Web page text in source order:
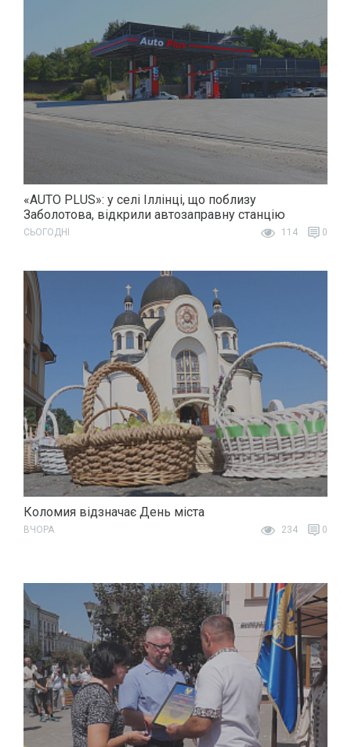
«AUTO PLUS»: у селі Іллінці, що поблизу
Заболотова, відкрили автозаправну станцію
СЬОГОДНІ 114 0
Коломия відзначає День міста
ВЧОРА 234 0